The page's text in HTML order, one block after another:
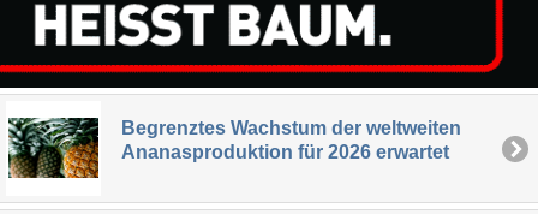
Begrenztes Wachstum der weltweiten
Ananasproduktion für 2026 erwartet